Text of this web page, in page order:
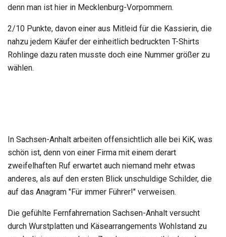
denn man ist hier in Mecklenburg-Vorpommern.
2/10 Punkte, davon einer aus Mitleid für die Kassierin, die
nahzu jedem Käufer der einheitlich bedruckten T-Shirts
Rohlinge dazu raten musste doch eine Nummer größer zu
wählen.
In Sachsen-Anhalt arbeiten offensichtlich alle bei KiK, was
schön ist, denn von einer Firma mit einem derart
zweifelhaften Ruf erwartet auch niemand mehr etwas
anderes, als auf den ersten Blick unschuldige Schilder, die
auf das Anagram "Für immer Führer!" verweisen.
Die gefühlte Fernfahrernation Sachsen-Anhalt versucht
durch Wurstplatten und Käsearrangements Wohlstand zu